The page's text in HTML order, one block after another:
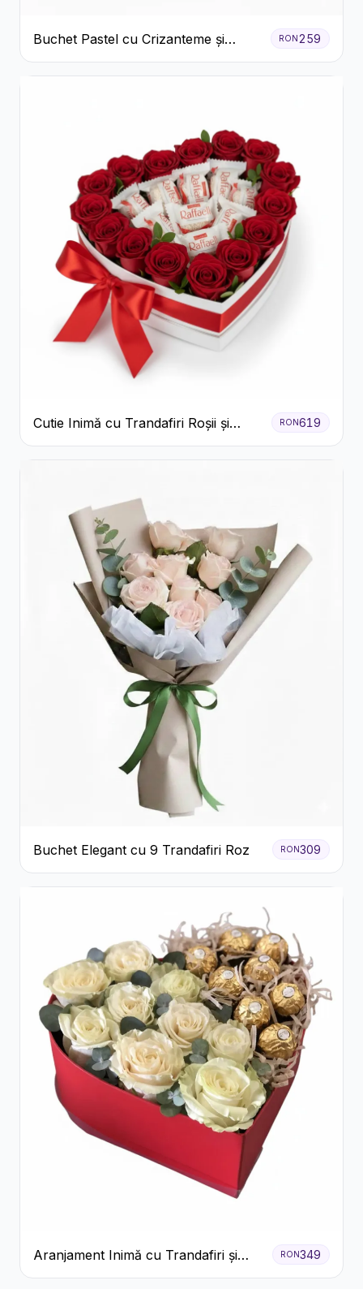
Buchet Pastel cu Crizanteme și
Garoafe
RON259
Cutie Inimă cu Trandafiri Roșii și
Bomboane Raffaello
RON619
Buchet Elegant cu 9 Trandafiri Roz RON309
Aranjament Inimă cu Trandafiri și
Praline Ferrero
RON349